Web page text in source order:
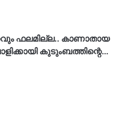
ഫലമില്ല.. കാണാതായ
കുടുംബത്തിന്റെ…